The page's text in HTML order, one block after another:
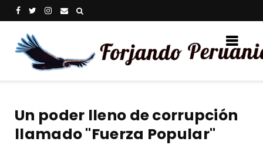
Un poder lleno de corrupción
llamado "Fuerza Popular"